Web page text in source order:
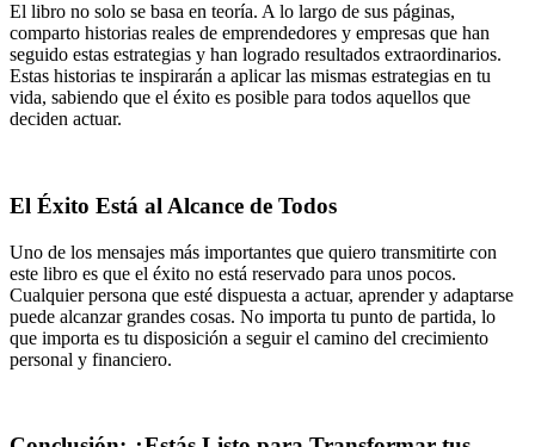
El libro no solo se basa en teoría. A lo largo de sus páginas,
comparto historias reales de emprendedores y empresas que han
seguido estas estrategias y han logrado resultados extraordinarios.
Estas historias te inspirarán a aplicar las mismas estrategias en tu
vida, sabiendo que el éxito es posible para todos aquellos que
deciden actuar.
El Éxito Está al Alcance de Todos
Uno de los mensajes más importantes que quiero transmitirte con
este libro es que el éxito no está reservado para unos pocos.
Cualquier persona que esté dispuesta a actuar, aprender y adaptarse
puede alcanzar grandes cosas. No importa tu punto de partida, lo
que importa es tu disposición a seguir el camino del crecimiento
personal y financiero.